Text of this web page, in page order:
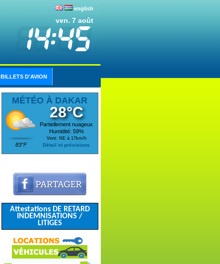
english
ven. 7 août
BILLETS D'AVION
MÉTÉO À DAKAR
83°F
28°C
Partiellement nuageux
Humidité: 59%
Vent: NE à 17km/h
Détail et prévisions
Attestations DE RETARD
INDEMNISATIONS /
LITIGES